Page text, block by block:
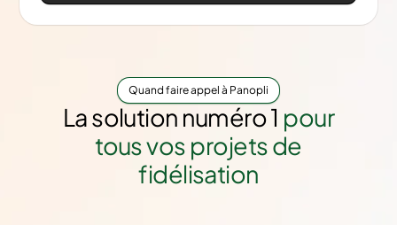
Quand faire appel à Panopli
La solution numéro 1 pour
tous vos projets de
fidélisation